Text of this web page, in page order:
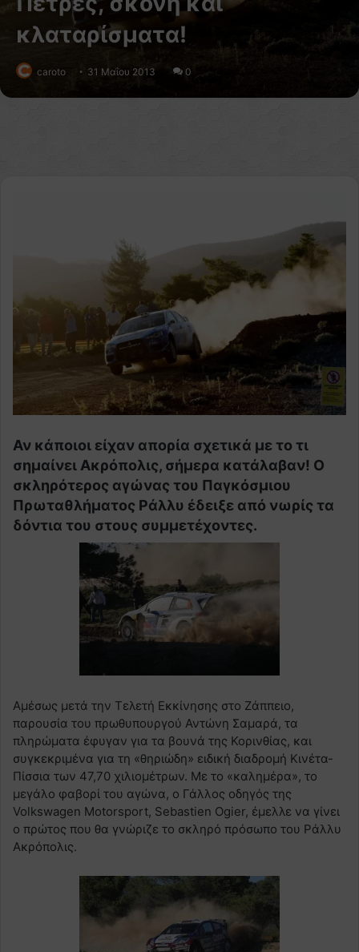
κλαταρίσματα!
caroto 31 Μαΐου 2013 0
Αν κάποιοι είχαν απορία σχετικά με το τι
σημαίνει Ακρόπολις, σήμερα κατάλαβαν! Ο
σκληρότερος αγώνας του Παγκόσμιου
Πρωταθλήματος Ράλλυ έδειξε από νωρίς τα
δόντια του στους συμμετέχοντες.
Αμέσως μετά την Τελετή Εκκίνησης στο Ζάππειο,
παρουσία του πρωθυπουργού Αντώνη Σαμαρά, τα
πληρώματα έφυγαν για τα βουνά της Κορινθίας, και
συγκεκριμένα για τη «θηριώδη» ειδική διαδρομή Κινέτα-
Πίσσια των 47,70 χιλιομέτρων. Με το «καλημέρα», το
μεγάλο φαβορί του αγώνα, ο Γάλλος οδηγός της
Volkswagen Motorsport, Sebastien Ogier, έμελλε να γίνει
ο πρώτος που θα γνώριζε το σκληρό πρόσωπο του Ράλλυ
Ακρόπολις.